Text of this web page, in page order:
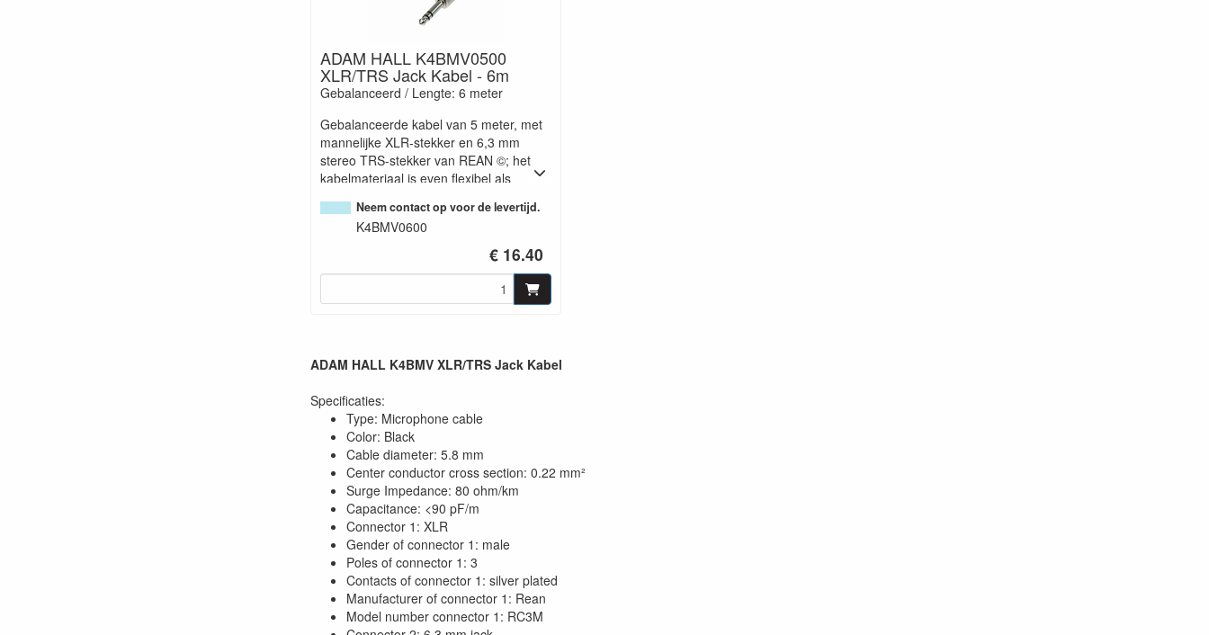
ADAM HALL K4BMV0500
XLR/TRS Jack Kabel - 6m
Gebalanceerd / Lengte: 6 meter
Gebalanceerde kabel van 5 meter, met
mannelijke XLR-stekker en 6,3 mm
stereo TRS-stekker van REAN ©; het
kabelmateriaal is even flexibel als
eigenschappen dankzij de strak
gevlochten afscherming. Praktisch voor
Neem contact op voor de levertijd.
K4BMV0600
€ 16.40
ADAM HALL K4BMV XLR/TRS Jack Kabel
Specificaties:
Type: Microphone cable
Color: Black
Cable diameter: 5.8 mm
Center conductor cross section: 0.22 mm²
Surge Impedance: 80 ohm/km
Capacitance: <90 pF/m
Connector 1: XLR
Gender of connector 1: male
Poles of connector 1: 3
Contacts of connector 1: silver plated
Manufacturer of connector 1: Rean
Model number connector 1: RC3M